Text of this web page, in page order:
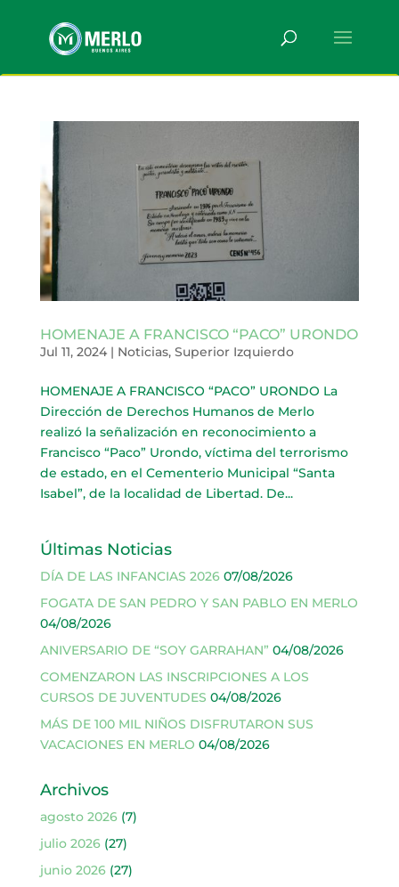
HOMENAJE A FRANCISCO “PACO” URONDO
Jul 11, 2024| Noticias, Superior Izquierdo
HOMENAJE A FRANCISCO “PACO” URONDO La
Dirección de Derechos Humanos de Merlo
realizó la señalización en reconocimiento a
Francisco “Paco” Urondo, víctima del terrorismo
de estado, en el Cementerio Municipal “Santa
Isabel”, de la localidad de Libertad. De...
Últimas Noticias
DÍA DE LAS INFANCIAS 2026 07/08/2026
FOGATA DE SAN PEDRO Y SAN PABLO EN MERLO
04/08/2026
ANIVERSARIO DE “SOY GARRAHAN” 04/08/2026
COMENZARON LAS INSCRIPCIONES A LOS
CURSOS DE JUVENTUDES 04/08/2026
MÁS DE 100 MIL NIÑOS DISFRUTARON SUS
VACACIONES EN MERLO 04/08/2026
Archivos
agosto 2026(7)
julio 2026(27)
junio 2026(27)